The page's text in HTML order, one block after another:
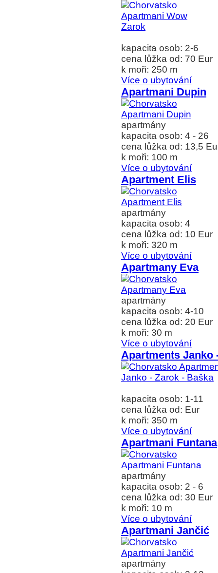
kapacita osob: 2-6
cena lůžka od: 70 Eur
k moři: 250 m
Více o ubytování
Apartmani Dupin
apartmány
kapacita osob: 4 - 26
cena lůžka od: 13,5
k moři: 100 m
Více o ubytování
Apartment Elis
apartmány
kapacita osob: 4
cena lůžka od: 10 Eur
k moři: 320 m
Více o ubytování
Apartmany Eva
apartmány
kapacita osob: 4-10
cena lůžka od: 20 Eur
k moři: 30 m
Více o ubytování
Apartments Janko
kapacita osob: 1-11
cena lůžka od: Eur
k moři: 350 m
Více o ubytování
Apartmani Funtana
apartmány
kapacita osob: 2 - 6
cena lůžka od: 30 Eur
k moři: 10 m
Více o ubytování
Apartmani Jančić
apartmány